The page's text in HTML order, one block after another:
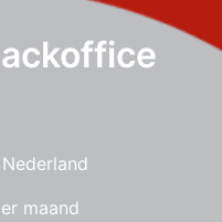
Nederland
maand